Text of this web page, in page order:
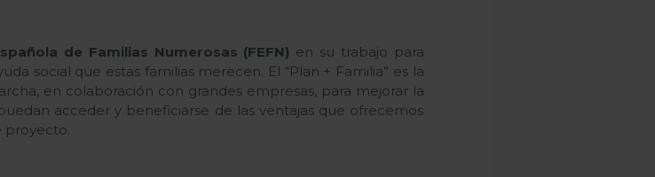
de Familias Numerosas (FEFN) en su trabajo para
social que estas familias merecen. El “Plan + Familia” es la
en colaboración con grandes empresas, para mejorar la
acceder y beneficiarse de las ventajas que ofrecemos
proyecto.